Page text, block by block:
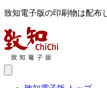
致知電子版の印刷物は配布